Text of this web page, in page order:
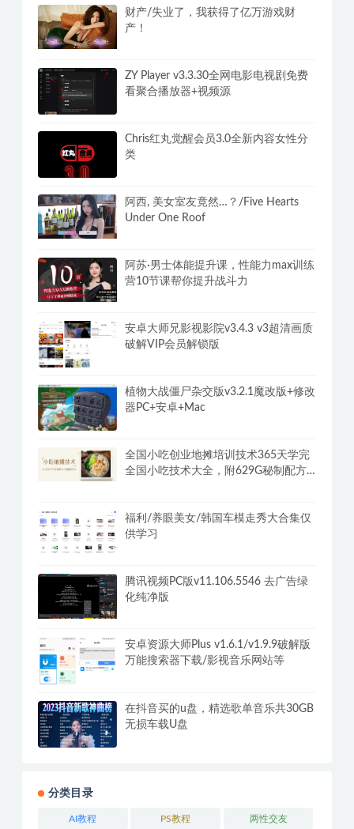
财产/失业了，我获得了亿万游戏财
产！
ZY Player v3.3.30全网电影电视剧免费
看聚合播放器+视频源
Chris红丸觉醒会员3.0全新内容女性分
类
阿西, 美女室友竟然…？/Five Hearts
Under One Roof
阿苏·男士体能提升课，性能力max训练
营10节课帮你提升战斗力
安卓大师兄影视影院v3.4.3 v3超清画质
破解VIP会员解锁版
植物大战僵尸杂交版v3.2.1魔改版+修改
器PC+安卓+Mac
全国小吃创业地摊培训技术365天学完
全国小吃技术大全，附629G秘制配方
福利/养眼美女/韩国车模走秀大合集仅
供学习
腾讯视频PC版v11.106.5546 去广告绿
化纯净版
安卓资源大师Plus v1.6.1/v1.9.9破解版
万能搜索器下载/影视音乐网站等
在抖音买的u盘，精选歌单音乐共30GB
无损车载U盘
分类目录
AI教程 PS教程 两性交友